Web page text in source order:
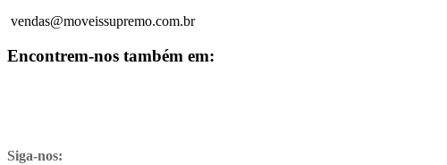
vendas@moveissupremo.com.br
Encontrem-nos também em:
Siga-nos: